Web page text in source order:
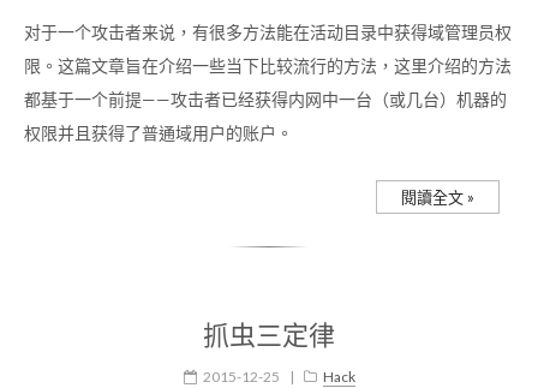
对于一个攻击者来说，有很多方法能在活动目录中获得域管理员权
限。这篇文章旨在介绍一些当下比较流行的方法，这里介绍的方法
都基于一个前提——攻击者已经获得内网中一台（或几台）机器的
权限并且获得了普通域用户的账户。
閱讀全文 »
抓虫三定律
2015-12-25 | Hack